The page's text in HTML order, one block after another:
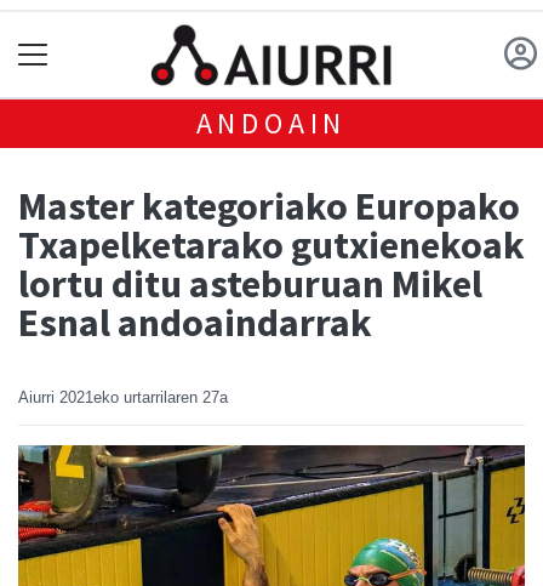
ANDOAIN
Master kategoriako Europako
Txapelketarako gutxienekoak
lortu ditu asteburuan Mikel
Esnal andoaindarrak
Aiurri 2021eko urtarrilaren 27a